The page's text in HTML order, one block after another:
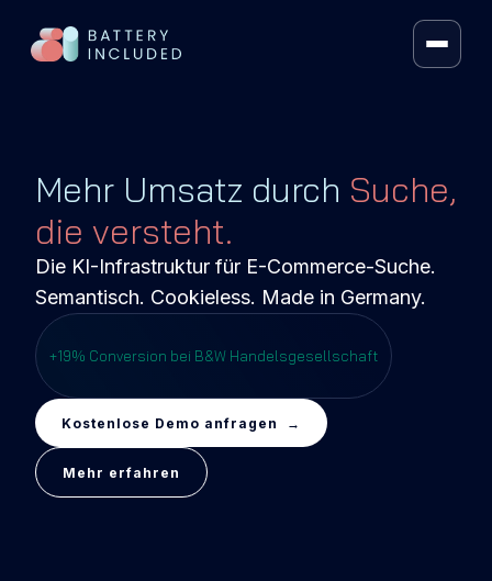
HYBRID LLM SEARCH
PRICING
ÜBER UNS
Mehr Umsatz durch Suche,
die versteht.
Die KI-Infrastruktur für E-Commerce-Suche.
Semantisch. Cookieless. Made in Germany.
+19% Conversion bei B&W Handelsgesellschaft
Kostenlose Demo anfragen →
Mehr erfahren